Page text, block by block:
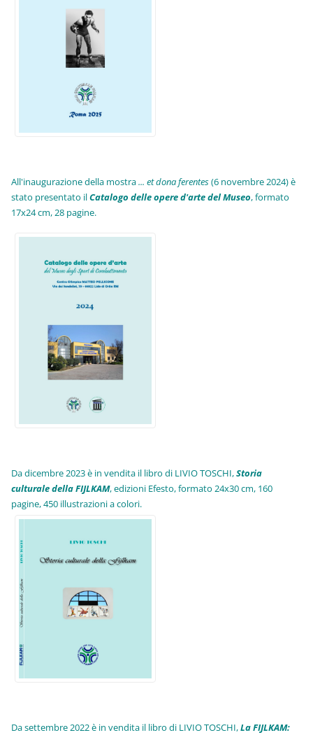
All'inaugurazione della mostra... et dona ferentes(6 novembre 2024) è
stato presentato ilCatalogo delle opere d'arte del Museo, formato
17x24 cm, 28 pagine.
Da dicembre 2023 è in vendita il libro di LIVIO TOSCHI,Storia
culturale della FIJLKAM, edizioni Efesto, formato 24x30 cm, 160
pagine, 450 illustrazioni a colori.
Da settembre 2022 è in vendita il libro di LIVIO TOSCHI,La FIJLKAM: